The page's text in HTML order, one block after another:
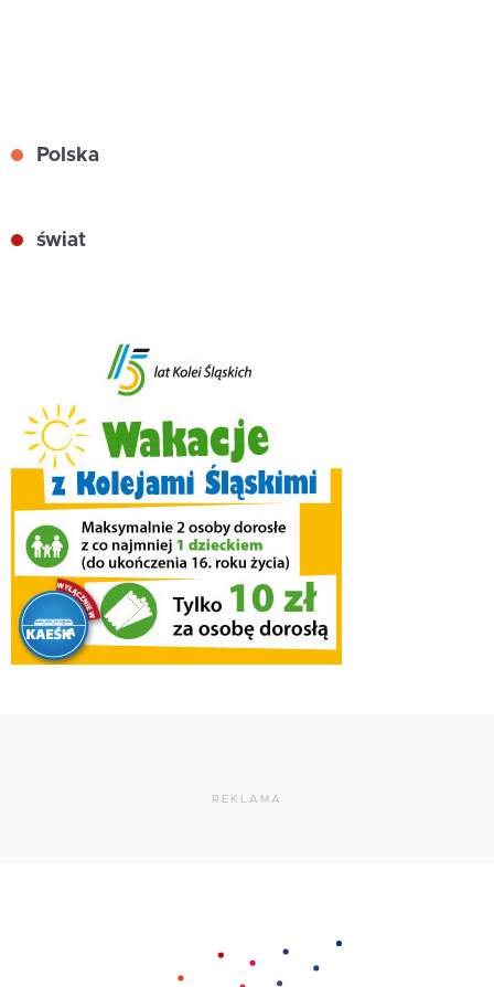
Polska
świat
REKLAMA